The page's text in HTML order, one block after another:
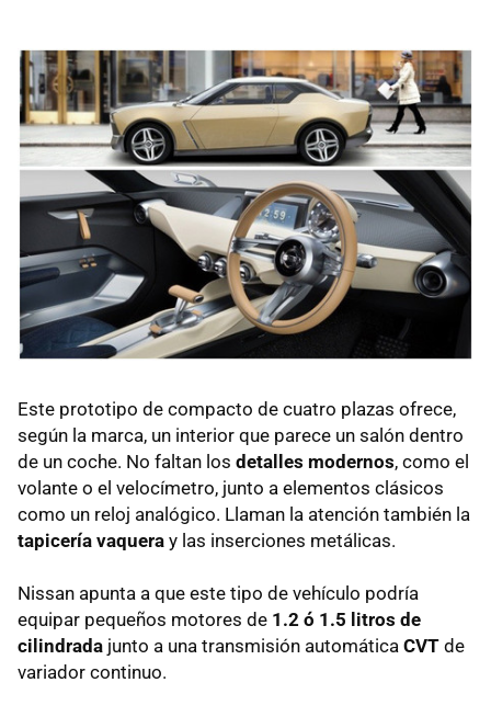
Este prototipo de compacto de cuatro plazas ofrece,
según la marca, un interior que parece un salón dentro
de un coche. No faltan los detalles modernos, como el
volante o el velocímetro, junto a elementos clásicos
como un reloj analógico. Llaman la atención también la
tapicería vaquera y las inserciones metálicas.
Nissan apunta a que este tipo de vehículo podría
equipar pequeños motores de 1.2 ó 1.5 litros de
cilindrada junto a una transmisión automática CVT de
variador continuo.